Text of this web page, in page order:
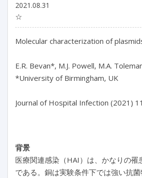
2021.08.31
☆
Molecular characterization of
E.R. Bevan*, M.J. Powell, M.A.
*University of Birmingham, UK
Journal of Hospital Infection (2021)
背景
医療関連感染（HAI）は、かなりの罹
である。銅は実験条件下では強い抗